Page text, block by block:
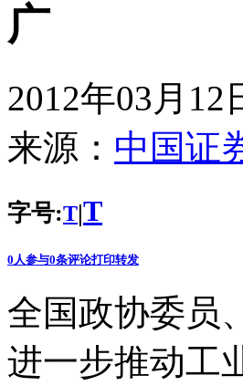
广
2012年03月12
来源： 中国证
字号:T|T
0 人参与0条评论打印转发
全国政协委员、
进一步推动工